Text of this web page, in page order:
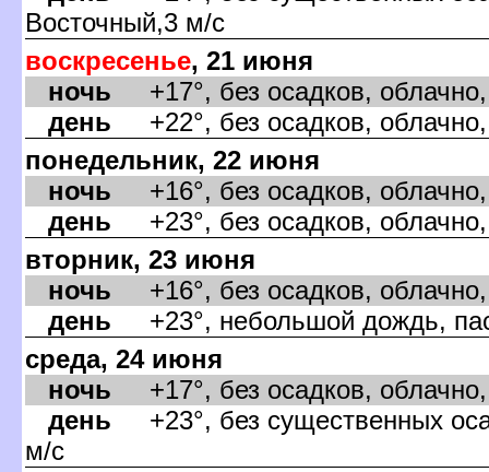
осточный,3 м/с
оскресенье, 21 июня
ночь +17°, без осадков,
день +22°, без осадков,
понедельник, 22 июня
ночь +16°, без осадков,
день +23°, без осадков,
торник, 23 июня
ночь +16°, без осадков,
день +23°, небольшой дождь,
среда, 24 июня
ночь +17°, без осадков,
день +23°, без существенных
м/с